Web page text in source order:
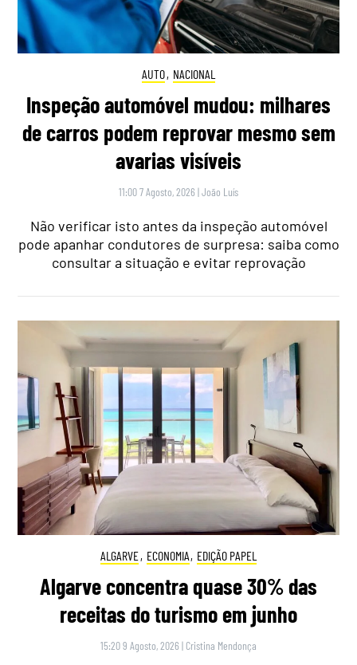
AUTO, NACIONAL
Inspeção automóvel mudou: milhares
de carros podem reprovar mesmo sem
avarias visíveis
11:00 7 Agosto, 2026 |João Luís
Não verificar isto antes da inspeção automóvel
pode apanhar condutores de surpresa: saiba como
consultar a situação e evitar reprovação
ALGARVE, ECONOMIA, EDIÇÃO PAPEL
Algarve concentra quase 30% das
receitas do turismo em junho
15:20 9 Agosto, 2026 | Cristina Mendonça